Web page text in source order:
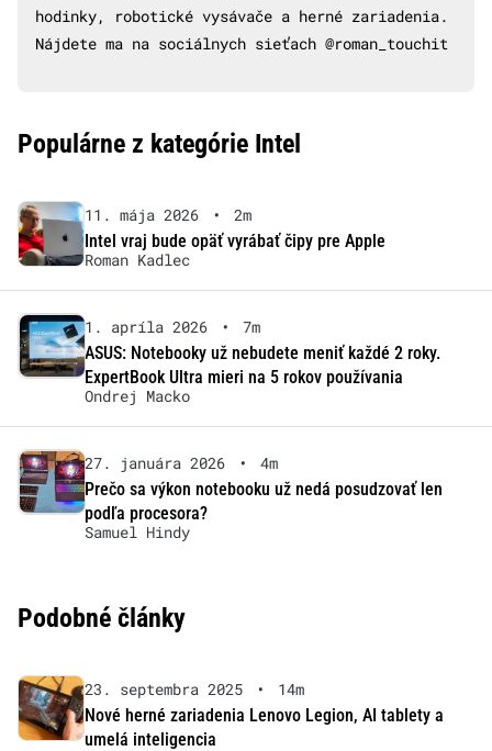
hodinky, robotické vysávače a herné zariadenia.
Nájdete ma na sociálnych sieťach @roman_touchit
Populárne z kategórie Intel
11. mája 2026 •
2m
Intel vraj bude opäť vyrábať čipy pre Apple
Roman Kadlec
1. apríla 2026 •
7m
ASUS: Notebooky už nebudete meniť každé 2 roky.
ExpertBook Ultra mieri na 5 rokov používania
Ondrej Macko
27. januára 2026 •
4m
Prečo sa výkon notebooku už nedá posudzovať len
podľa procesora?
Samuel Hindy
Podobné články
23. septembra 2025 •
14m
Nové herné zariadenia Lenovo Legion, AI tablety a
umelá inteligencia